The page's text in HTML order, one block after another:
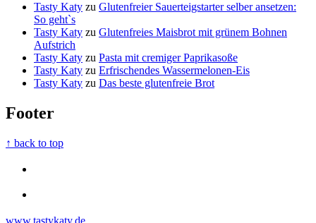
Tasty Katy zu Glutenfreier Sauerteigstarter selber ansetzen:
So geht`s
Tasty Katy zu Glutenfreies Maisbrot mit grünem Bohnen
Aufstrich
Tasty Katy zu Pasta mit cremiger Paprikasoße
Tasty Katy zu Erfrischendes Wassermelonen-Eis
Tasty Katy zu Das beste glutenfreie Brot
Footer
↑ back to top
www.tastykaty.de